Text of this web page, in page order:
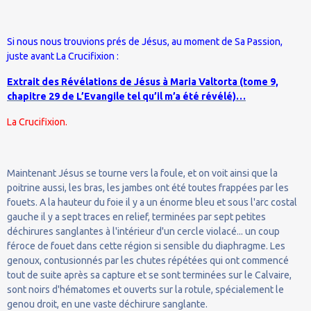
Si nous nous trouvions prés de Jésus, au moment de Sa Passion,
juste avant La Crucifixion :
Extrait des Révélations de Jésus à Maria Valtorta (tome 9,
chapitre 29 de L’Evangile tel qu’il m’a été révélé)…
La Crucifixion.
Maintenant Jésus se tourne vers la foule, et on voit ainsi que la
poitrine aussi, les bras, les jambes ont été toutes frappées par les
fouets. A la hauteur du foie il y a un énorme bleu et sous l'arc costal
gauche il y a sept traces en relief, terminées par sept petites
déchirures sanglantes à l'intérieur d'un cercle violacé... un coup
féroce de fouet dans cette région si sensible du diaphragme. Les
genoux, contusionnés par les chutes répétées qui ont commencé
tout de suite après sa capture et se sont terminées sur le Calvaire,
sont noirs d'hématomes et ouverts sur la rotule, spécialement le
genou droit, en une vaste déchirure sanglante.